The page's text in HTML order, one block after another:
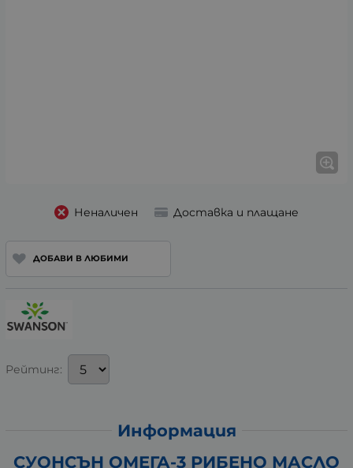
Неналичен Доставка и плащане
ДОБАВИ В ЛЮБИМИ
Рейтинг:
Информация
СУОНСЪН ОМЕГА-3 РИБЕНО МАСЛО